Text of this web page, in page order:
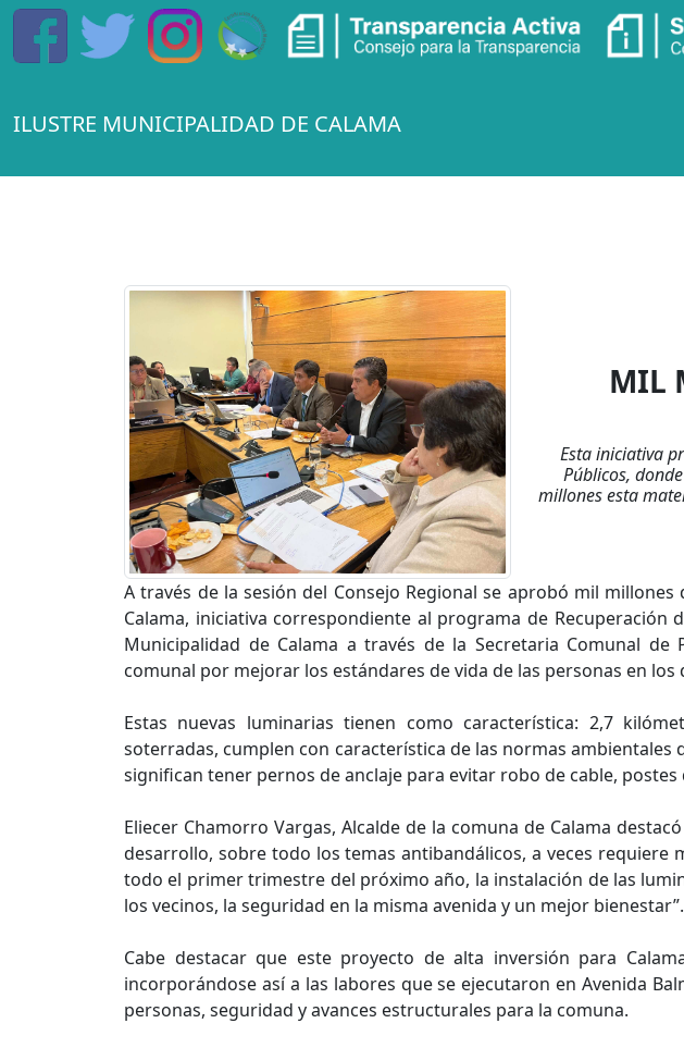
ILUSTRE MUNICIPALIDAD DE CALAMA
MIL
Esta iniciativa
Públicos,
millones esta
A través de la sesión del Consejo Regional se aprobó mil
Calama, iniciativa correspondiente al programa de
Municipalidad de Calama a través de la Secretaria Comunal
comunal por mejorar los estándares de vida de las personas en
Estas nuevas luminarias tienen como característica: 2,7
soterradas, cumplen con característica de las normas
significan tener pernos de anclaje para evitar robo de cable,
Eliecer Chamorro Vargas, Alcalde de la comuna de Calama
desarrollo, sobre todo los temas antibandálicos, a veces
todo el primer trimestre del próximo año, la instalación de las
los vecinos, la seguridad en la misma avenida y un mejor bienestar”.
Cabe destacar que este proyecto de alta inversión para
incorporándose así a las labores que se ejecutaron en Avenida
personas, seguridad y avances estructurales para la comuna.